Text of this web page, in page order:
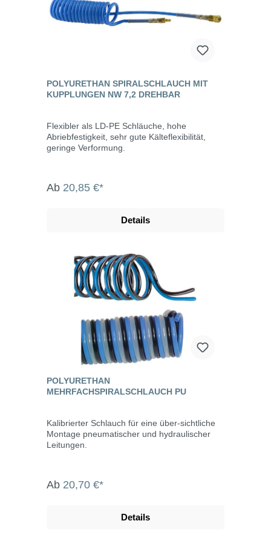
POLYURETHAN SPIRALSCHLAUCH MIT
KUPPLUNGEN NW 7,2 DREHBAR
Flexibler als LD-PE Schläuche, hohe
Abriebfestigkeit, sehr gute Kälteflexibilität,
geringe Verformung.
Ab 20,85 €*
Details
POLYURETHAN
MEHRFACHSPIRALSCHLAUCH PU
Kalibrierter Schlauch für eine über-sichtliche
Montage pneumatischer und hydraulischer
Leitungen.
Ab 20,70 €*
Details